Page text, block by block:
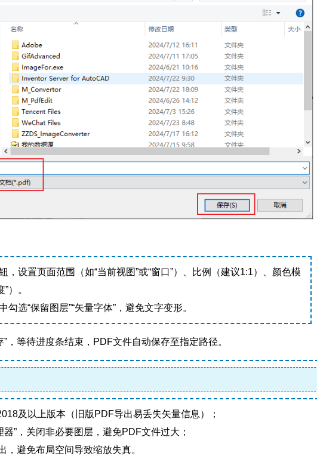
，设置页面范围（如“当前视图”或“窗口”）、比例（建议1:1）、颜色模
）。
勾选“保留图层”“矢量字体”，避免文字变形。
”，等待进度条结束，PDF文件自动保存至指定路径。
及以上版本（旧版PDF导出易丢失矢量信息）；
器”，关闭非必要图层，避免PDF文件过大；
，避免布局空间导致缩放失真。